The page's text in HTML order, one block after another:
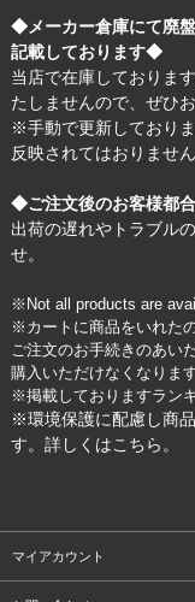
◆メーカー倉庫にて廃
記載しております◆
当店で在庫しておりま
たしませんので、ぜひ
※手動で更新しており
反映されてはおりません
◆ご注文後のお客様都
出荷の遅れやトラブル
せ。
※Not all products are
※カートに商品をいれた
ご注文のお手続きのあい
購入いただけなくなりま
※掲載しておりますラン
※環境保護に配慮し商
す。詳しくはこちら 。
マイアカウント